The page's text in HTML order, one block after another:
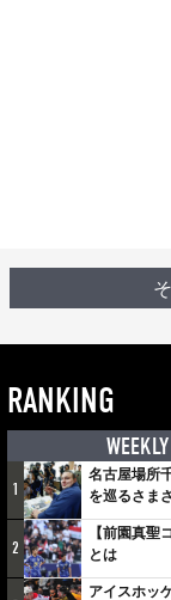
RANKING
WEEKLY
1
名古屋場所
を巡るさま
2
【前園真聖
とは
アイスホッ